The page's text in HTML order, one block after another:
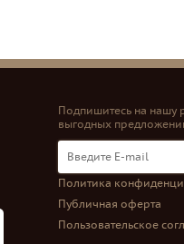
Подпишитесь на нашу
выгодных
Политика
Публичная оферта
Пользовательское